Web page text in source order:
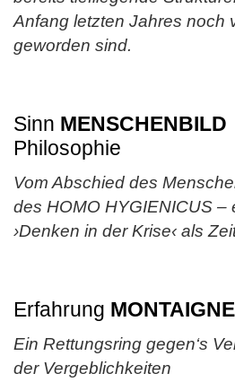
Anfang letzten Jahres noch
geworden sind.
Sinn MENSCHENBILD
Philosophie
Vom Abschied des
des HOMO HYGIENICUS –
›Denken in der Krise‹ als
Erfahrung MONTAIGNE
Ein Rettungsring gegen‘s
der Vergeblichkeiten